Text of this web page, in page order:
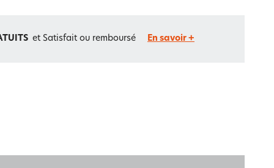
et Satisfait ou remboursé En savoir +